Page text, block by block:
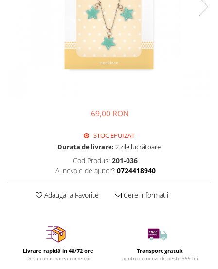
69,00 RON
STOC EPUIZAT
Durata de livrare: 2 zile lucrătoare
Cod Produs: 201-036
Ai nevoie de ajutor? 0724418940
Adauga la Favorite Cere informatii
Livrare rapidă in 48/72 ore
De la confirmarea comenzii
Transport gratuit
pentru comenzi de peste 399 lei